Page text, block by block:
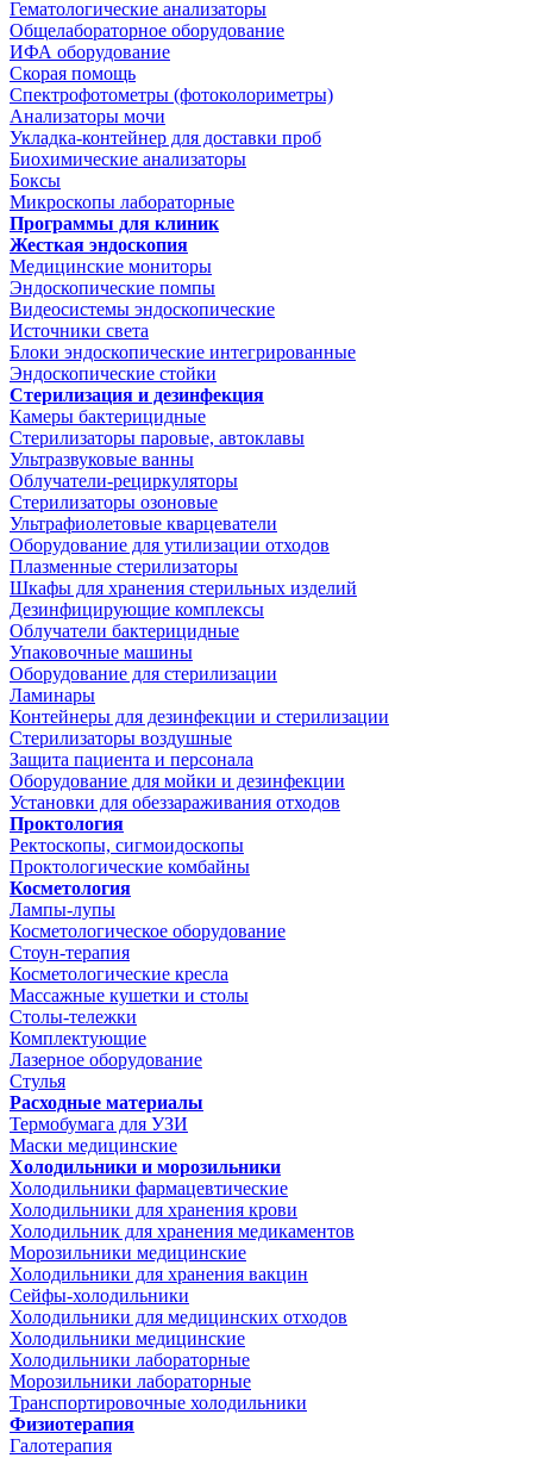
Гематологические анализаторы
Общелабораторное оборудование
ИФА оборудование
Скорая помощь
Спектрофотометры (фотоколориметры)
Анализаторы мочи
Укладка-контейнер для доставки проб
Биохимические анализаторы
Боксы
Микроскопы лабораторные
Программы для клиник
Жесткая эндоскопия
Медицинские мониторы
Эндоскопические помпы
Видеосистемы эндоскопические
Источники света
Блоки эндоскопические интегрированные
Эндоскопические стойки
Стерилизация и дезинфекция
Камеры бактерицидные
Стерилизаторы паровые, автоклавы
Ультразвуковые ванны
Облучатели-рециркуляторы
Стерилизаторы озоновые
Ультрафиолетовые кварцеватели
Оборудование для утилизации отходов
Плазменные стерилизаторы
Шкафы для хранения стерильных изделий
Дезинфицирующие комплексы
Облучатели бактерицидные
Упаковочные машины
Оборудование для стерилизации
Ламинары
Контейнеры для дезинфекции и стерилизации
Стерилизаторы воздушные
Защита пациента и персонала
Оборудование для мойки и дезинфекции
Установки для обеззараживания отходов
Проктология
Ректоскопы, сигмоидоскопы
Проктологические комбайны
Косметология
Лампы-лупы
Косметологическое оборудование
Стоун-терапия
Косметологические кресла
Массажные кушетки и столы
Столы-тележки
Комплектующие
Лазерное оборудование
Стулья
Расходные материалы
Термобумага для УЗИ
Маски медицинские
Холодильники и морозильники
Холодильники фармацевтические
Холодильники для хранения крови
Холодильник для хранения медикаментов
Морозильники медицинские
Холодильники для хранения вакцин
Сейфы-холодильники
Холодильники для медицинских отходов
Холодильники медицинские
Холодильники лабораторные
Морозильники лабораторные
Транспортировочные холодильники
Физиотерапия
Галотерапия